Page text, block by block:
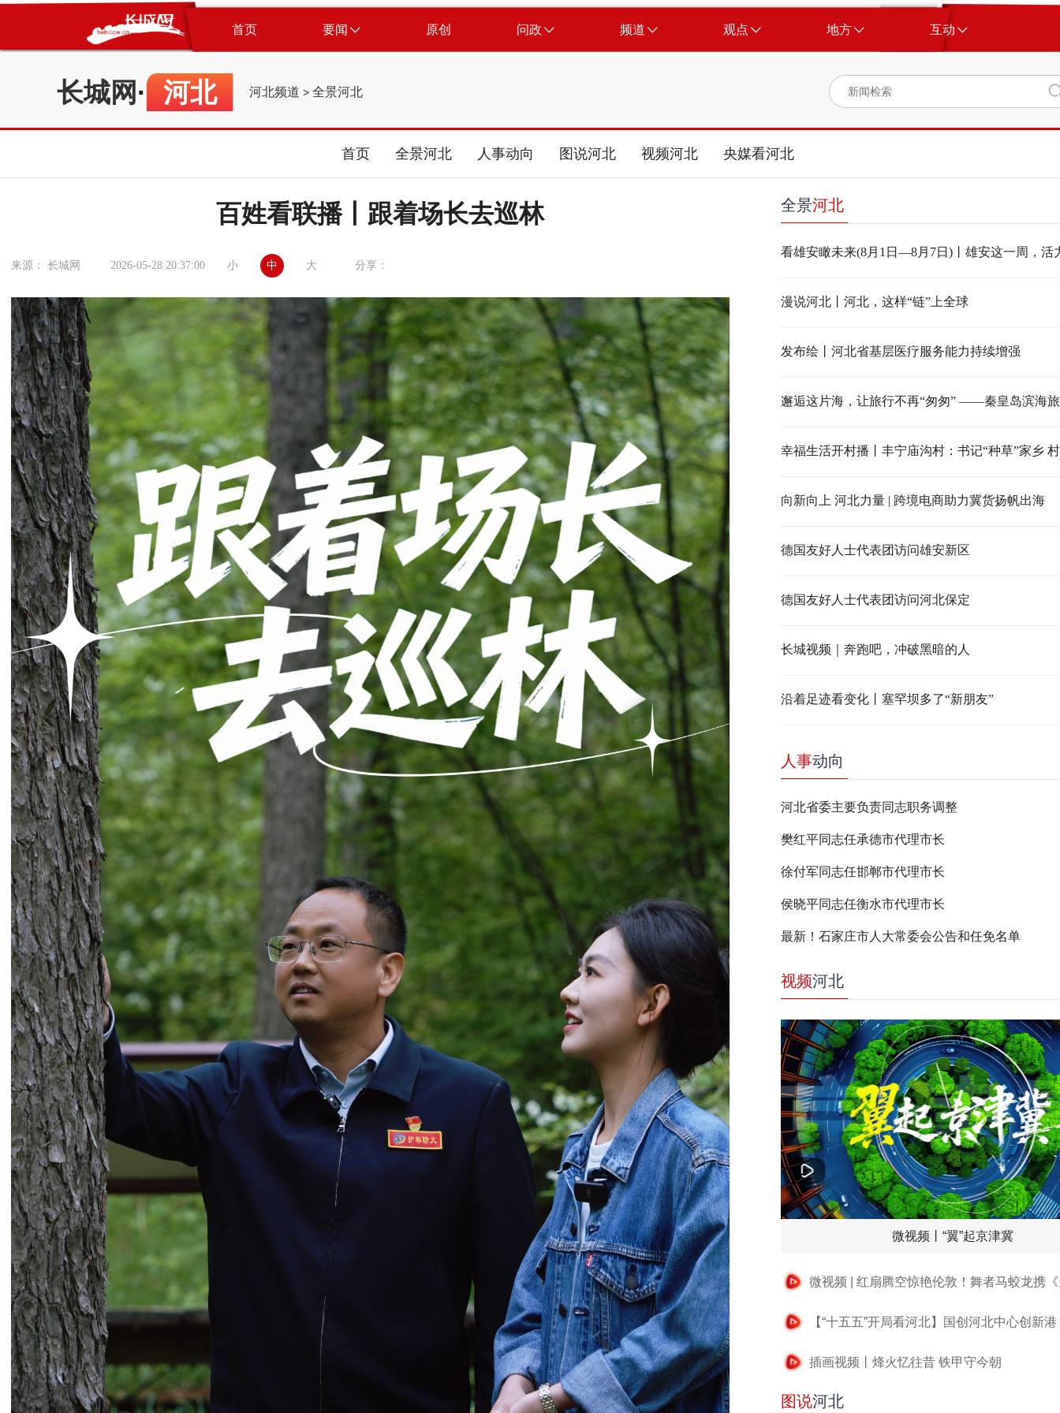
首页 要闻 原创 问政 频道 观点 地方 互动
长城网 · 河北 河北频道 > 全景河北
首页 全景河北 人事动向 图说河北 视频河北 央媒看河北
百姓看联播丨跟着场长去巡林
来源： 长城网 2026-05-28 20:37:00 小 中 大 分享：
全景河北
看雄安瞰未来(8月1日—8月7日)丨雄安这一周，活
漫说河北丨河北，这样“链”上全球
发布绘丨河北省基层医疗服务能力持续增强
幸福生活开村播丨丰宁庙沟村：书记“种草”家乡
向新向上 河北力量 | 跨境电商助力冀货扬帆出海
德国友好人士代表团访问雄安新区
德国友好人士代表团访问河北保定
长城视频｜奔跑吧，冲破黑暗的人
沿着足迹看变化丨塞罕坝多了“新朋友”
人事动向
河北省委主要负责同志职务调整
樊红平同志任承德市代理市长
徐付军同志任邯郸市代理市长
侯晓平同志任衡水市代理市长
最新！石家庄市人大常委会公告和任免名单
视频河北
微视频丨“翼”起京津冀
插画视频丨烽火忆往昔 铁甲守今朝
图说河北